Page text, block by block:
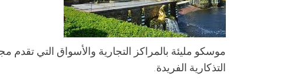
موسكو مليئة بالمراكز التجارية والأسواق التي تقدم
التذكارية الفريدة.